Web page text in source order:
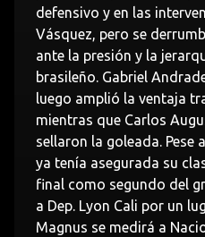
defensivo y en las
Vásquez, pero se
ante la presión y la
brasileño. Gabriel
luego amplió la ventaja
mientras que Carlos
sellaron la goleada. Pese
ya tenía asegurada su
final como segundo del
a Dep. Lyon Cali por un
Magnus se medirá a